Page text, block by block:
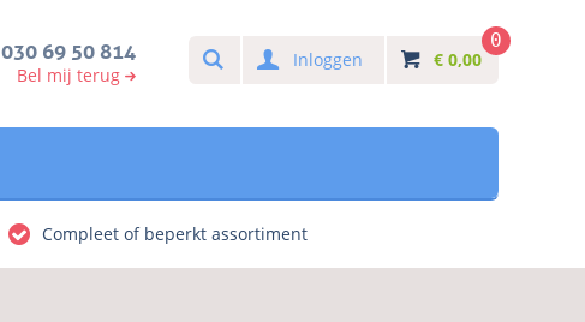
030 69 50 814
Bel mij terug
SearchInloggen € 0,00
0
Compleet of beperkt assortiment